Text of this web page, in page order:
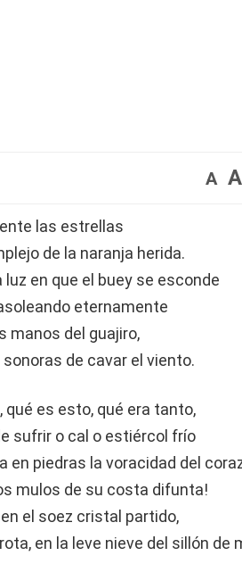
A A
las estrellas
de la naranja herida.
luz en que el buey se esconde
eternamente
manos del guajiro,
de cavar el viento.
qué es esto, qué era tanto,
sufrir o cal o estiércol frío
en piedras la voracidad del
mulos de su costa difunta!
el soez cristal partido,
en la leve nieve del sillón de